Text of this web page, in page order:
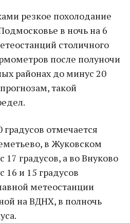
резкое похолодание
в ночь на 6
столичного
после полуночи
районах до минус 20
такой
отмечается
в Жуковском
градусов, а во Внуково
и 15 градусов
метеостанции
на ВДНХ, в полночь